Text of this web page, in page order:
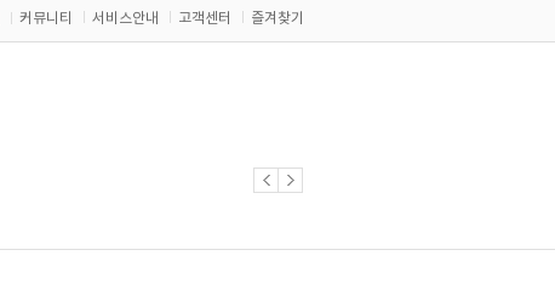
커뮤니티 서비스안내 고객센터 즐겨찾기